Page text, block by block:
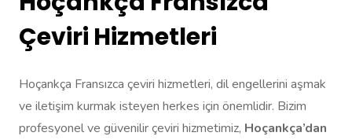
Çeviri Hizmetleri
Hoçankça Fransızca çeviri hizmetleri, dil engellerini aşmak
ve iletişim kurmak isteyen herkes için önemlidir. Bizim
profesyonel ve güvenilir çeviri hizmetimiz, Hoçankça’dan